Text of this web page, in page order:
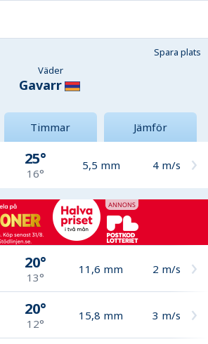
Spara plats
Väder
Gavarr
Timmar Jämför
25°
16°
5,5 mm 4 m/s
20°
13°
11,6 mm 2 m/s
20°
12°
15,8 mm 3 m/s